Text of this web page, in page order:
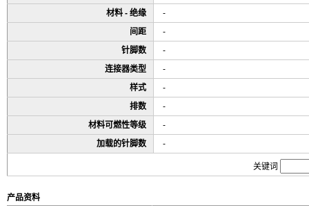
材料 - 绝缘
-
间距
-
针脚数
-
连接器类型
-
样式
-
排数
-
材料可燃性等级
-
加载的针脚数
-
关键词
产品资料